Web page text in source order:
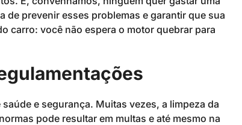
de prevenir esses problemas e garantir que sua
carro: você não espera o motor quebrar para
e segurança. Muitas vezes, a limpeza da
pode resultar em multas e até mesmo na